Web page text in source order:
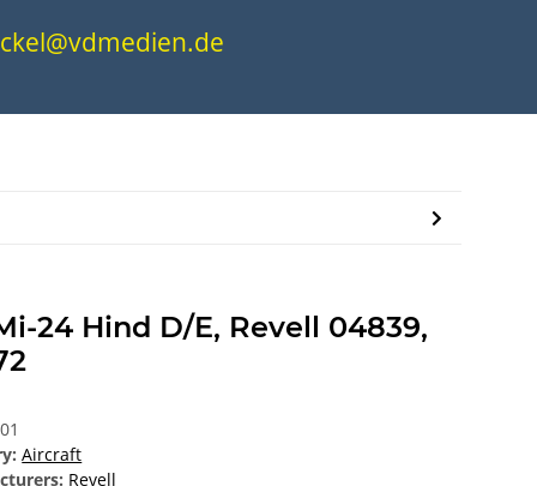
24 Hind D/E, Revell 04839,
Aircraft
Revell